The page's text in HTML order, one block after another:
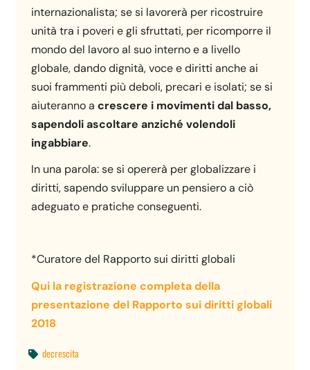
internazionalista; se si lavorerà per ricostruire
unità tra i poveri e gli sfruttati, per ricomporre il
mondo del lavoro al suo interno e a livello
globale, dando dignità, voce e diritti anche ai
suoi frammenti più deboli, precari e isolati; se si
aiuteranno acrescere i movimenti dal basso,
sapendoli ascoltare anziché volendoli
ingabbiare.
In una parola: se si opererà per globalizzare i
diritti, sapendo sviluppare un pensiero a ciò
adeguato e pratiche conseguenti.
*Curatore del Rapporto sui diritti globali
Qui la registrazione completa della
presentazione del Rapporto sui diritti globali
2018
 decrescita